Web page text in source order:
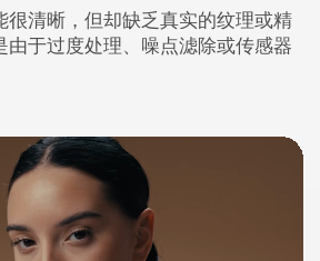
很清晰，但却缺乏真实的纹理或精
于过度处理、噪点滤除或传感器